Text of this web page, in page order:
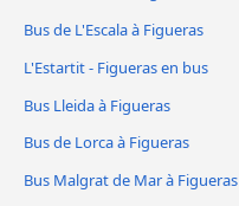
Bus de L'Escala à Figueras
L'Estartit - Figueras en bus
Bus Lleida à Figueras
Bus de Lorca à Figueras
Bus Malgrat de Mar à Figueras